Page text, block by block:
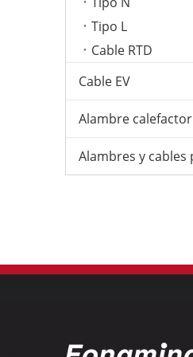
Tipo L
Cable RTD
Cable EV
Alambre calefactor